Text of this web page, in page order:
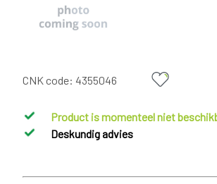
CNK code: 4355046
Product is momenteel niet
Deskundig advies